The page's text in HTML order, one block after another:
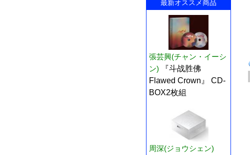
最新オススメ商品
張芸興(チャン・イーシ
ン)
『斗战胜佛
Flawed Crown』 CD-
BOX2枚組
周深(ジョウシェン)